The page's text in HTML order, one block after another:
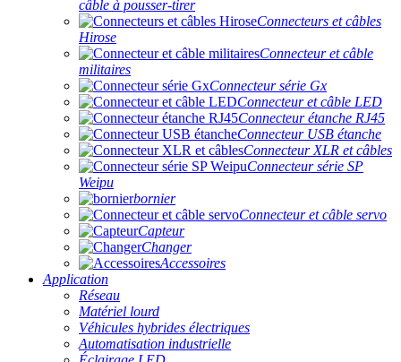
câble à pousser-tirer
Connecteurs et câbles
Hirose
Connecteur et câble
militaires
Connecteur série Gx
Connecteur et câble LED
Connecteur étanche RJ45
Connecteur USB étanche
Connecteur XLR et câbles
Connecteur série SP
Weipu
bornier
Connecteur et câble servo
Capteur
Changer
Accessoires
Application
Réseau
Matériel lourd
Véhicules hybrides électriques
Automatisation industrielle